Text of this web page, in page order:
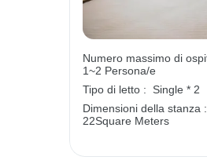
Numero massimo di
1~2 Persona/e
Tipo di letto :
Single * 2
Dimensioni della stanza :
22Square Meters